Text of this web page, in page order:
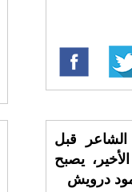
قبل
يصبح
درويش